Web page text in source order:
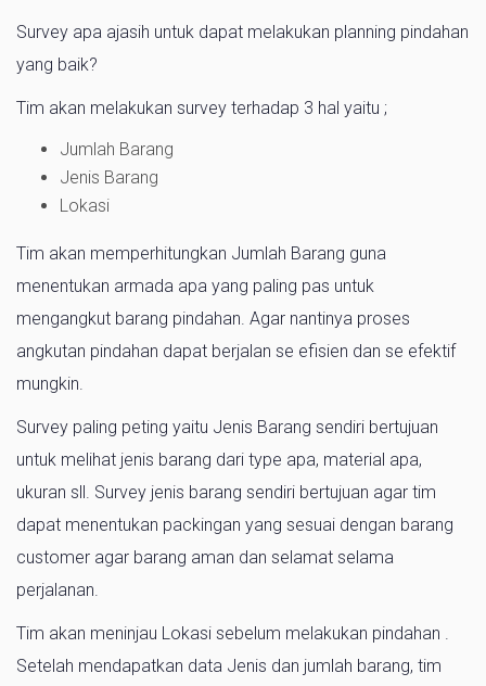
Survey apa ajasih untuk dapat melakukan planning pindahan
yang baik?
Tim akan melakukan survey terhadap 3 hal yaitu ;
Jumlah Barang
Jenis Barang
Lokasi
Tim akan memperhitungkan Jumlah Barang guna
menentukan armada apa yang paling pas untuk
mengangkut barang pindahan. Agar nantinya proses
angkutan pindahan dapat berjalan se efisien dan se efektif
mungkin.
Survey paling peting yaitu Jenis Barang sendiri bertujuan
untuk melihat jenis barang dari type apa, material apa,
ukuran sll. Survey jenis barang sendiri bertujuan agar tim
dapat menentukan packingan yang sesuai dengan barang
customer agar barang aman dan selamat selama
perjalanan.
Tim akan meninjau Lokasi sebelum melakukan pindahan .
Setelah mendapatkan data Jenis dan jumlah barang, tim